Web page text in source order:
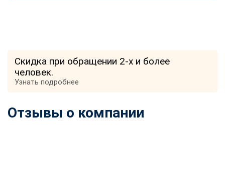
Скидка при обращении 2-х и более
человек.
Узнать подробнее
Отзывы о компании